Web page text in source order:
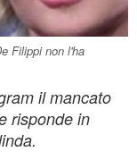
Filippi non l'ha
il mancato
risponde in